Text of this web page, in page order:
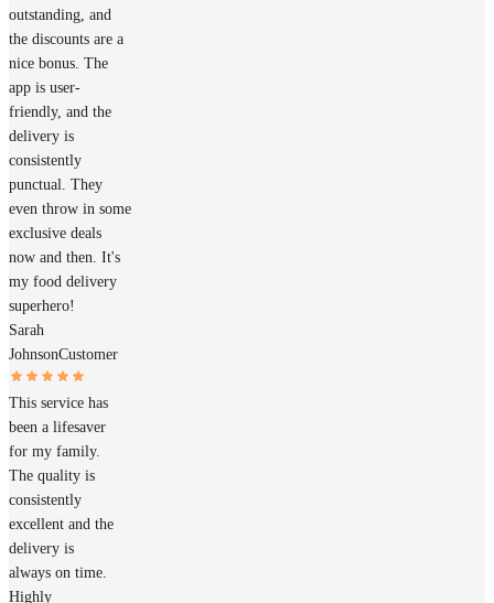
outstanding, and
the discounts are a
nice bonus. The
app is user-
friendly, and the
delivery is
consistently
punctual. They
even throw in some
exclusive deals
now and then. It's
my food delivery
superhero!
Sarah
JohnsonCustomer
This service has
been a lifesaver
for my family.
The quality is
consistently
excellent and the
delivery is
always on time.
Highly